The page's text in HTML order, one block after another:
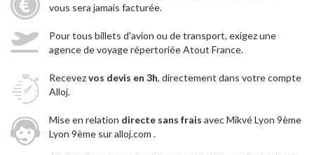
vous sera jamais facturée.
Pour tous billets d'avion ou de transport, exigez une
agence de voyage répertoriée Atout France.
Recevezvos devis en 3h, directement dans votre compte
Alloj.
Mise en relation directe sans frais avec Mikvé Lyon 9ème
Lyon 9ème sur alloj.com .